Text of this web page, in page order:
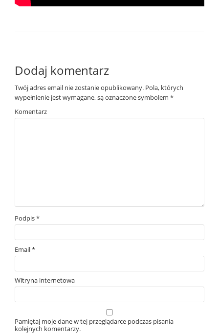
Dodaj komentarz
Twój adres email nie zostanie opublikowany. Pola, których
wypełnienie jest wymagane, są oznaczone symbolem *
Komentarz
Podpis*
Email*
Witryna internetowa
Pamiętaj moje dane w tej przeglądarce podczas pisania
kolejnych komentarzy.